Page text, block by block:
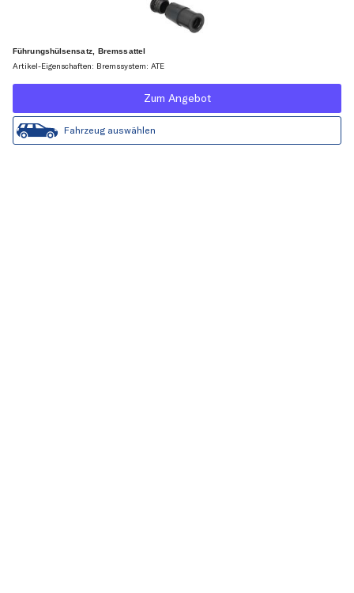
Führungshülsensatz, Bremssattel
Artikel-Eigenschaften: Bremssystem: ATE
Zum Angebot
Fahrzeug auswählen